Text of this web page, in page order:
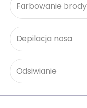
Farbowanie brody
Depilacja nosa
Odsiwianie